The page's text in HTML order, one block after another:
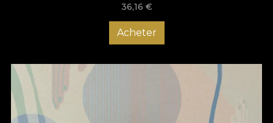
36,16 €
Acheter